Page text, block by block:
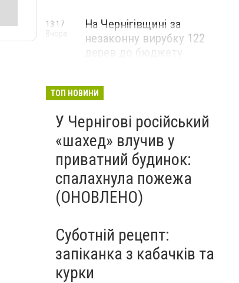
На Чернігівщині за
незаконну вирубку 122
дерев до бюджету
13:17
Вчора
ТОП НОВИНИ
У Чернігові російський
«шахед» влучив у
приватний будинок:
спалахнула пожежа
(ОНОВЛЕНО)
Суботній рецепт:
запіканка з кабачків та
курки